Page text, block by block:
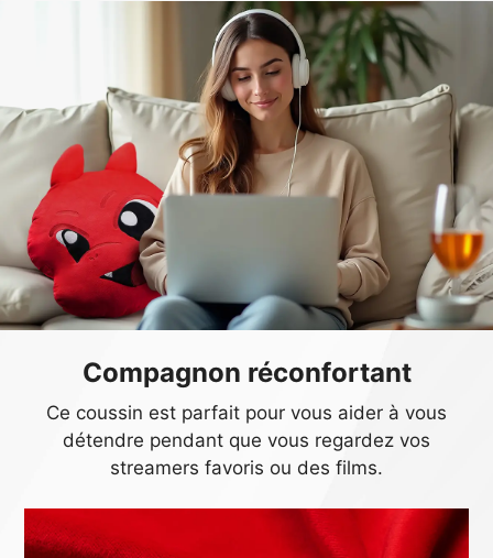
Compagnon réconfortant
Ce coussin est parfait pour vous aider à vous
détendre pendant que vous regardez vos
streamers favoris ou des films.